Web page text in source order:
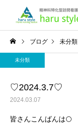
ブログ 未分類
未分類
♡2024.3.7♡
2024.03.07
皆さんこんばんは🌕